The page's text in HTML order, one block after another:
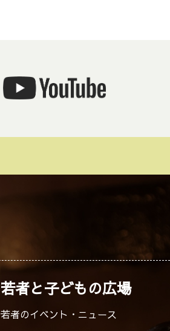
若者と子どもの広場
若者のイベント・ニュース